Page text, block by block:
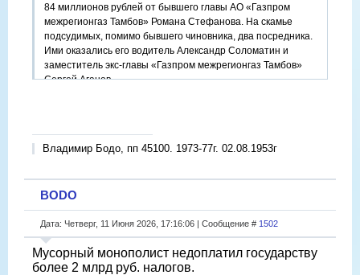
84 миллионов рублей от бывшего главы АО «Газпром
межрегионгаз Тамбов» Романа Стефанова. На скамье
подсудимых, помимо бывшего чиновника, два посредника.
Ими оказались его водитель Александр Соломатин и
заместитель экс-главы «Газпром межрегионгаз Тамбов»
Сергей Аганов.
Владимир Бодо, пп 45100. 1973-77г. 02.08.1953г
BODO
Дата: Четверг, 11 Июня 2026, 17:16:06 | Сообщение # 1502
Мусорный монополист недоплатил государству
более 2 млрд руб. налогов.